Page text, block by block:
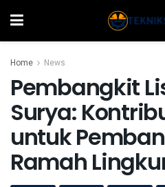
Home News
Pembangkit
Surya:
untuk
Ramah